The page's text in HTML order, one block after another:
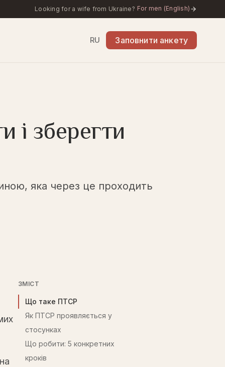
Looking for a wife from Ukraine? For men (English)
RU Заповнити анкету
і зберегти
яка через це проходить
ЗМІСТ
Що таке ПТСР
Як ПТСР проявляється у
стосунках
Що робити: 5 конкретних
кроків